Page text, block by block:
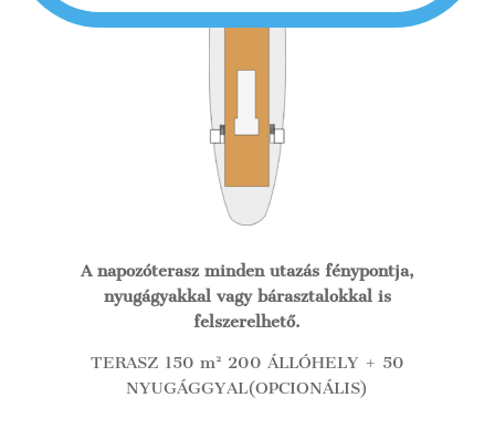
A napozóterasz minden utazás fénypontja,
nyugágyakkal vagy bárasztalokkal is
felszerelhető.
TERASZ 150 m² 200 ÁLLÓHELY + 50
NYUGÁGGYAL(OPCIONÁLIS)